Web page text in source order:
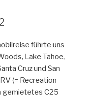
führte uns
Lake Tahoe,
Cruz und San
(= Recreation
gemietetes C25